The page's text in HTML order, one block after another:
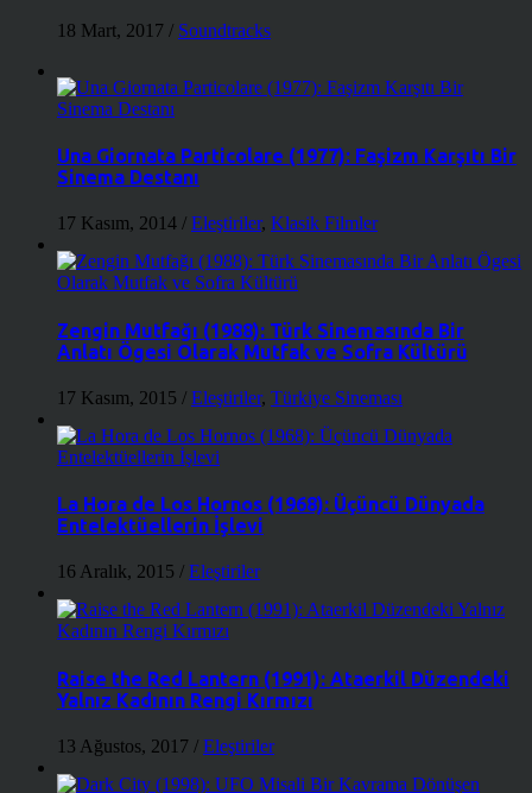
18 Mart, 2017 / Soundtracks
Una Giornata Particolare (1977): Faşizm Karşıtı Bir
Sinema Destanı
17 Kasım, 2014 / Eleştiriler, Klasik Filmler
Zengin Mutfağı (1988): Türk Sinemasında Bir
Anlatı Ögesi Olarak Mutfak ve Sofra Kültürü
17 Kasım, 2015 / Eleştiriler, Türkiye Sineması
La Hora de Los Hornos (1968): Üçüncü Dünyada
Entelektüellerin İşlevi
16 Aralık, 2015 / Eleştiriler
Raise the Red Lantern (1991): Ataerkil Düzendeki
Yalnız Kadının Rengi Kırmızı
13 Ağustos, 2017 / Eleştiriler